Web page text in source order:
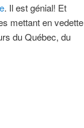
. Il est génial! Et
mettant en vedette
du Québec, du